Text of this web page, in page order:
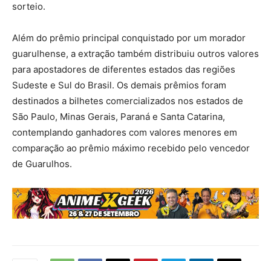
sorteio.
Além do prêmio principal conquistado por um morador
guarulhense, a extração também distribuiu outros valores
para apostadores de diferentes estados das regiões
Sudeste e Sul do Brasil. Os demais prêmios foram
destinados a bilhetes comercializados nos estados de
São Paulo, Minas Gerais, Paraná e Santa Catarina,
contemplando ganhadores com valores menores em
comparação ao prêmio máximo recebido pelo vencedor
de Guarulhos.